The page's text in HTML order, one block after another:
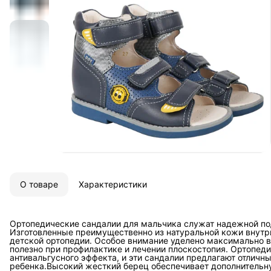
О товаре Характеристики
Ортопедические сандалии для мальчика служат надежной
Изготовленные преимущественно из натуральной кожи
детской ортопедии. Особое внимание уделено максимально
полезно при профилактике и лечении плоскостопия.
антивальгусного эффекта, и эти сандалии предлагают
ребенка.Высокий жесткий берец обеспечивает